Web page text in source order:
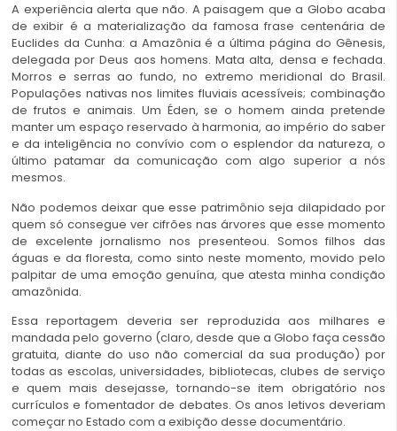
A experiência alerta que não. A paisagem que a Globo acaba
de exibir é a materialização da famosa frase centenária de
Euclides da Cunha: a Amazônia é a última página do Gênesis,
delegada por Deus aos homens. Mata alta, densa e fechada.
Morros e serras ao fundo, no extremo meridional do Brasil.
Populações nativas nos limites fluviais acessíveis; combinação
de frutos e animais. Um Éden, se o homem ainda pretende
manter um espaço reservado à harmonia, ao império do saber
e da inteligência no convívio com o esplendor da natureza, o
último patamar da comunicação com algo superior a nós
mesmos.
Não podemos deixar que esse patrimônio seja dilapidado por
quem só consegue ver cifrões nas árvores que esse momento
de excelente jornalismo nos presenteou. Somos filhos das
águas e da floresta, como sinto neste momento, movido pelo
palpitar de uma emoção genuína, que atesta minha condição
amazônida.
Essa reportagem deveria ser reproduzida aos milhares e
mandada pelo governo (claro, desde que a Globo faça cessão
gratuita, diante do uso não comercial da sua produção) por
todas as escolas, universidades, bibliotecas, clubes de serviço
e quem mais desejasse, tornando-se item obrigatório nos
currículos e fomentador de debates. Os anos letivos deveriam
começar no Estado com a exibição desse documentário.